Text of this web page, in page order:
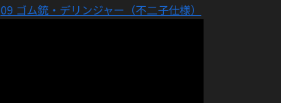
09 ゴム銃・デリンジャー（不二子仕様）